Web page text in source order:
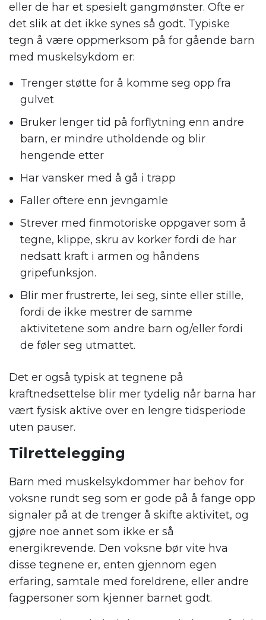
eller de har et spesielt gangmønster. Ofte er
det slik at det ikke synes så godt. Typiske
tegn å være oppmerksom på for gående barn
med muskelsykdom er:
Trenger støtte for å komme seg opp fra
gulvet
Bruker lenger tid på forflytning enn andre
barn, er mindre utholdende og blir
hengende etter
Har vansker med å gå i trapp
Faller oftere enn jevngamle
Strever med finmotoriske oppgaver som å
tegne, klippe, skru av korker fordi de har
nedsatt kraft i armen og håndens
gripefunksjon.
Blir mer frustrerte, lei seg, sinte eller stille,
fordi de ikke mestrer de samme
aktivitetene som andre barn og/eller fordi
de føler seg utmattet.
Det er også typisk at tegnene på
kraftnedsettelse blir mer tydelig når barna har
vært fysisk aktive over en lengre tidsperiode
uten pauser.
Tilrettelegging
Barn med muskelsykdommer har behov for
voksne rundt seg som er gode på å fange opp
signaler på at de trenger å skifte aktivitet, og
gjøre noe annet som ikke er så
energikrevende. Den voksne bør vite hva
disse tegnene er, enten gjennom egen
erfaring, samtale med foreldrene, eller andre
fagpersoner som kjenner barnet godt.